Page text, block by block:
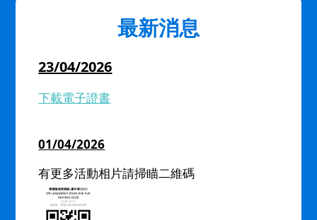
最新消息
23/04/2026
下載電子證書
01/04/2026
有更多活動相片請掃瞄二維碼